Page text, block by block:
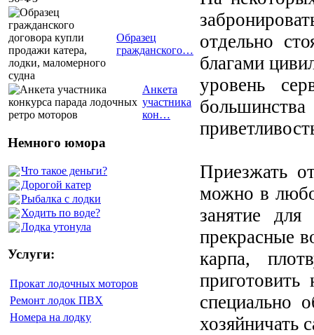
Образец
гражданского…
Анкета
участника
кон…
Немного юмора
Что такое деньги?
Дорогой катер
Рыбалка с лодки
Ходить по воде?
Лодка утонула
Услуги:
Прокат лодочных моторов
Ремонт лодок ПВХ
Номера на лодку
отдельно
благами
уровень
большинства
Приезжать
можно в
занятие
прекрасные
карпа,
специально
хозяйничать